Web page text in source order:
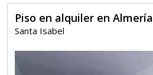
Piso en alquiler en Almería
Santa Isabel